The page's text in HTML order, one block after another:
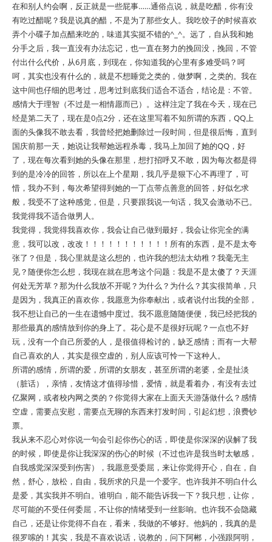
在和别人约会啊，反正就是一些屁事……通俗点说，就是吃醋，你有没
有吃过醋呢？我是说真的醋，不是为了那些女人。我吃饺子的时候喜欢
弄个小碟子加点醋来吃的，味道其实挺不错的^_^。远了，自从我和她
分手之后，我一直没有办法忘记，也一直在努力的挽回没，挽回，不管
付出什么代价，从6月底，到现在，你知道我的心里有多难受吗？呵
呵，其实也没有什么的，就是不想睡觉之类的，做梦啊，之类的。我在
这中间也仔细的思考过，思考过到底我们适合不适合，结论是：不管。
感情大于理智（不过是一相情愿而已）。这样注定了我在今天，现在已
经是第二天了，现在是0点2分，还在这里写着不知所谓的东西，QQ上
面的头像我不敢去看，我曾经把她删除过一段时间，但是很后悔，直到
国庆前那一天，她说让我帮她远程杀毒，我马上加回了她的QQ，好
了，现在每次看到她的头像在那里，想打招呼又不敢，因为每次都是得
到的是冷冷的回答，所以在上个星期，我几乎是狠下心不再理了，可
惜，我办不到，每次希望得到她的一丁点带点善意的回答，好似乞求
般，我受不了这种感觉，但是，只要跟我说一句话，我又会激动不已。
我觉得我不适合做男人。
我觉得，我觉得我喜欢你，我会让自己做到最好，我会让你完全的满
意，我可以改，改改！！！！！！！！！！！所有的东西，是不是太夸
张了？但是，我心里就是这么想的，也许我的想法太幼稚？我毫无主
见？随便你怎么想，我现在就在思考这个问题：我是不是太傻了？天涯
何处无芳草？那为什么我放不开呢？为什么？为什么？其实很简单，只
是因为，我真正的喜欢你，我愿意为你奉献出，或者说付出我的全部，
我不想让自己的一生在遗憾中度过。我不愿意随随便便，我已经把我的
那些最真的感情放到你的身上了。花心是不是很好玩呢？一点也不好
玩，没有一个自己所爱的人，是很值得检讨的，缺乏感情；而有一大帮
自己喜欢的人，其实是很空虚的，别人应该可怜一下这种人。
所谓的感情，所谓的爱，所谓的女朋友，甚至所谓的老婆，全是扯淡
（脏话），亲情，友情这才值得珍惜，爱情，就是看着办，有没有去过
亿聚网，或者校内网之类的？你觉得大家在上面天天游荡做什么？感情
空虚，需要点安慰，需要点无聊的东西来打发时间，引起幻想，浪费钞
票。
我从来不忍心对你说一句会引起你伤心的话，即使是你深深的误解了我
的时候，即使是你让我深深的伤心的时候（不过也许是我当时太敏感，
自我感觉深深受到伤害），我愿意受委屈，来让你觉得开心，自在，自
然，舒心，放松，自由，我所求的只是一个爱字。也许我并不明白什么
是爱，其实我并不明白。谁明白，能不能告诉我一下？我只想，让你，
尽可能的不受任何委屈，不让你的情绪受到一丝影响。也许我不会隐藏
自己，还是让你觉得不自在，看来，我做的不够好。他妈的，我真的是
很罗嗦的！其实，我是不喜欢说话，说教的，问下阿郴，小强跟阿明，